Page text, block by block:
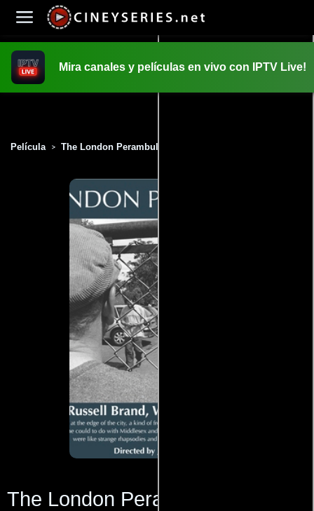
Mira canales y películas en vivo con IPTV Live!
Película > The London Perambulator (2009)
The London Perambulator